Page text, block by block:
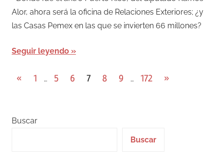
Alor, ahora será la oficina de Relaciones Exteriores; ¿y
las Casas Pemex en las que se invierten 66 millones?
Seguir leyendo
Paginación
entradas
« Entradas
1 … 5 6 7 8 9 … 172
Entradas
»
Buscar
Buscar